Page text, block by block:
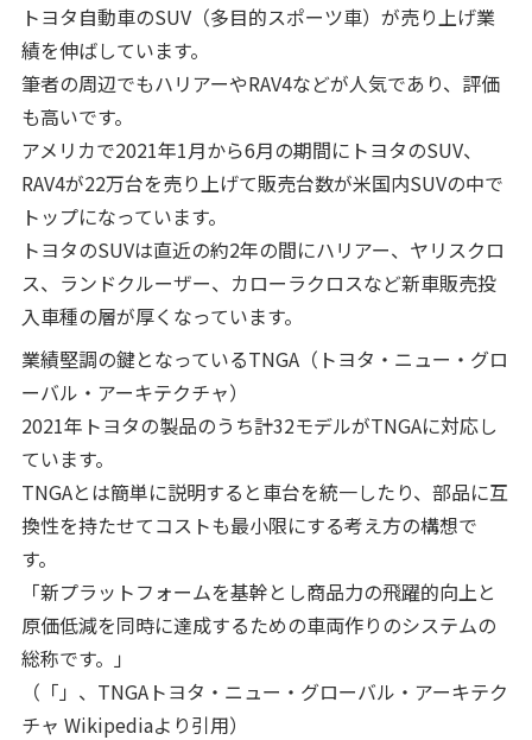
トヨタ自動車のSUV（多目的スポーツ車）が売り上げ業
績を伸ばしています。
筆者の周辺でもハリアーやRAV4などが人気であり、評価
も高いです。
アメリカで2021年1月から6月の期間にトヨタのSUV、
RAV4が22万台を売り上げて販売台数が米国内SUVの中で
トップになっています。
トヨタのSUVは直近の約2年の間にハリアー、ヤリスクロ
ス、ランドクルーザー、カローラクロスなど新車販売投
入車種の層が厚くなっています。
業績堅調の鍵となっているTNGA（トヨタ・ニュー・グロ
ーバル・アーキテクチャ）
2021年トヨタの製品のうち計32モデルがTNGAに対応し
ています。
TNGAとは簡単に説明すると車台を統一したり、部品に互
換性を持たせてコストも最小限にする考え方の構想で
す。
「新プラットフォームを基幹とし商品力の飛躍的向上と
原価低減を同時に達成するための車両作りのシステムの
総称です。」
（「」、TNGAトヨタ・ニュー・グローバル・アーキテク
チャ Wikipediaより引用）